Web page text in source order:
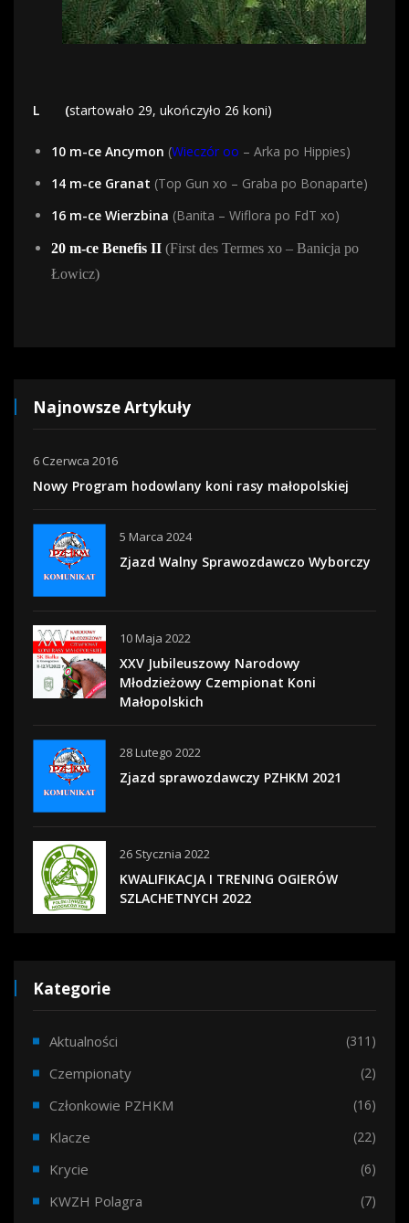
L (startowało 29, ukończyło 26 koni)
10 m-ce Ancymon (Wieczór oo – Arka po Hippies)
14 m-ce Granat (Top Gun xo – Graba po Bonaparte)
16 m-ce Wierzbina (Banita – Wiflora po FdT xo)
20 m-ce Benefis II (First des Termes xo – Banicja po
Łowicz)
Najnowsze Artykuły
6 Czerwca 2016
Nowy Program hodowlany koni rasy małopolskiej
5 Marca 2024
Zjazd Walny Sprawozdawczo Wyborczy
10 Maja 2022
XXV Jubileuszowy Narodowy
Młodzieżowy Czempionat Koni
Małopolskich
28 Lutego 2022
Zjazd sprawozdawczy PZHKM 2021
26 Stycznia 2022
KWALIFIKACJA I TRENING OGIERÓW
SZLACHETNYCH 2022
Kategorie
Aktualności (311)
Czempionaty (2)
Członkowie PZHKM (16)
Klacze (22)
Krycie (6)
KWZH Polagra (7)